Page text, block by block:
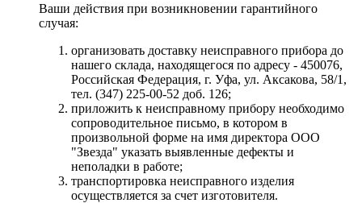
Ваши действия при возникновении гарантийного
случая:
организовать доставку неисправного прибора до
нашего склада, находящегося по адресу - 450076,
Российская Федерация, г. Уфа, ул. Аксакова, 58/1,
тел. (347) 225-00-52 доб. 126;
приложить к неисправному прибору необходимо
сопроводительное письмо, в котором в
произвольной форме на имя директора ООО
"Звезда" указать выявленные дефекты и
неполадки в работе;
транспортировка неисправного изделия
осуществляется за счет изготовителя.